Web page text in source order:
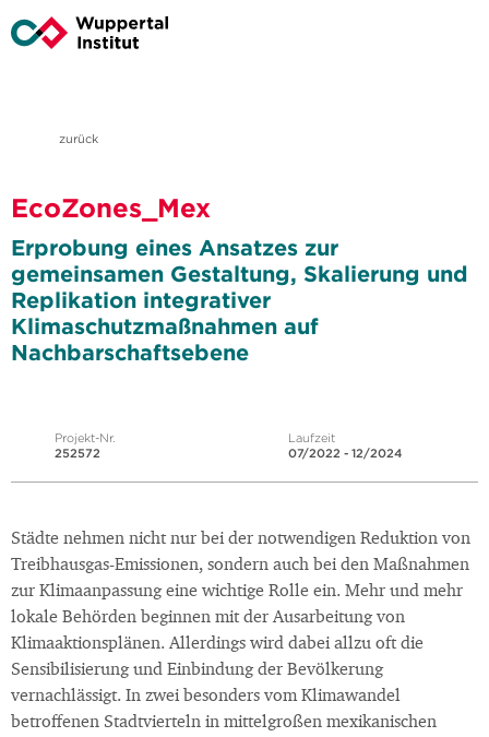
zurück
EcoZones_Mex
Erprobung eines Ansatzes zur
gemeinsamen Gestaltung, Skalierung und
Replikation integrativer
Klimaschutzmaßnahmen auf
Nachbarschaftsebene
Projekt-Nr.
252572
Laufzeit
07/2022 - 12/2024
Städte nehmen nicht nur bei der notwendigen Reduktion von
Treibhausgas-Emissionen, sondern auch bei den Maßnahmen
zur Klimaanpassung eine wichtige Rolle ein. Mehr und mehr
lokale Behörden beginnen mit der Ausarbeitung von
Klimaaktionsplänen. Allerdings wird dabei allzu oft die
Sensibilisierung und Einbindung der Bevölkerung
vernachlässigt. In zwei besonders vom Klimawandel
betroffenen Stadtvierteln in mittelgroßen mexikanischen